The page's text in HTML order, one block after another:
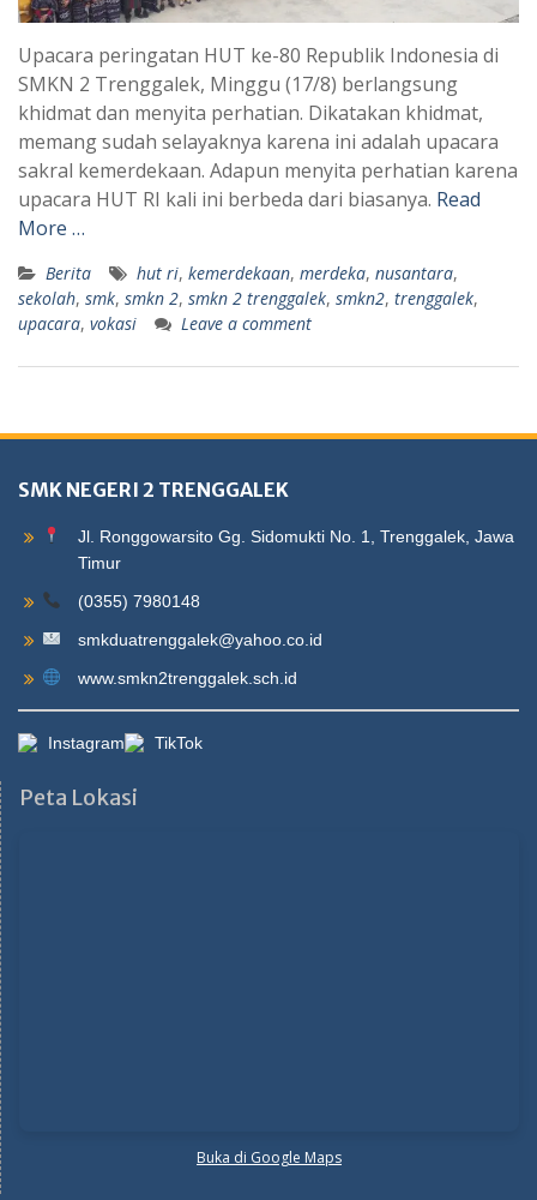
Upacara peringatan HUT ke-80 Republik Indonesia di
SMKN 2 Trenggalek, Minggu (17/8) berlangsung
khidmat dan menyita perhatian. Dikatakan khidmat,
memang sudah selayaknya karena ini adalah upacara
sakral kemerdekaan. Adapun menyita perhatian karena
upacara HUT RI kali ini berbeda dari biasanya. Read
More …
Berita hut ri, kemerdekaan, merdeka, nusantara,
sekolah, smk, smkn 2, smkn 2 trenggalek, smkn2, trenggalek,
upacara, vokasi Leave a comment
SMK NEGERI 2 TRENGGALEK
Jl. Ronggowarsito Gg. Sidomukti No. 1, Trenggalek, Jawa
Timur
(0355) 7980148
smkduatrenggalek@yahoo.co.id
www.smkn2trenggalek.sch.id
Instagram TikTok
Peta Lokasi
Buka di Google Maps